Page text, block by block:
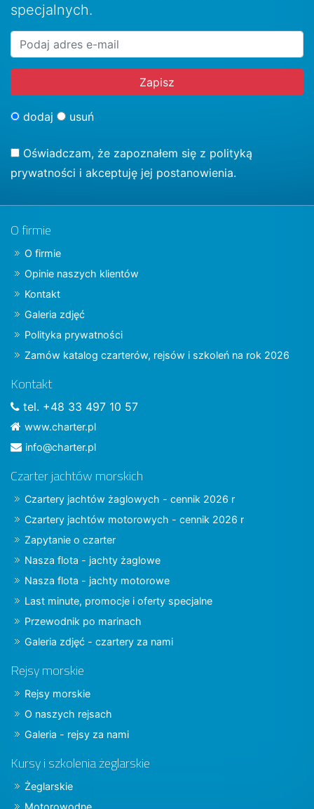
specjalnych.
dodaj usuń
Oświadczam, że zapoznałem się z polityką
prywatności i akceptuję jej postanowienia.
O firmie
O firmie
Opinie naszych klientów
Kontakt
Galeria zdjęć
Polityka prywatności
Zamów katalog czarterów, rejsów i szkoleń na rok 2026
Kontakt
tel. +48 33 497 10 57
www.charter.pl
info@charter.pl
Czarter jachtów morskich
Czartery jachtów żaglowych - cennik 2026 r
Czartery jachtów motorowych - cennik 2026 r
Zapytanie o czarter
Nasza flota - jachty żaglowe
Nasza flota - jachty motorowe
Last minute, promocje i oferty specjalne
Przewodnik po marinach
Galeria zdjęć - czartery za nami
Rejsy morskie
Rejsy morskie
O naszych rejsach
Galeria - rejsy za nami
Kursy i szkolenia żeglarskie
Żeglarskie
Motorowodne